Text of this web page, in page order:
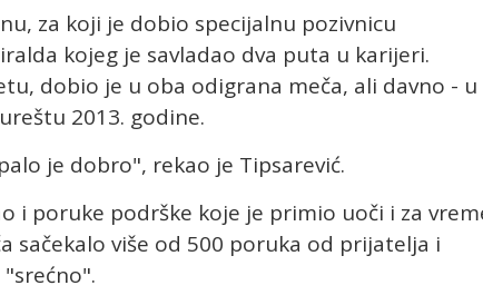
za koji je dobio specijalnu pozivnicu
kojeg je savladao dva puta u karijeri.
dobio je u oba odigrana meča, ali davno - u
2013. godine.
je dobro", rekao je Tipsarević.
i poruke podrške koje je primio uoči i za
sačekalo više od 500 poruka od prijatelja i